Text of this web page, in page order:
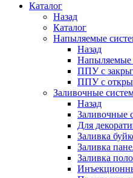
Каталог
Назад
Каталог
Напыляемые
Назад
Напыляемые
ППУ с
ППУ с
Заливочные
Назад
Заливочные
Для
Заливка
Заливка
Заливка